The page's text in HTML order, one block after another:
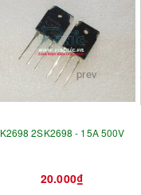
K2698 2SK2698 - 15A 500V
20.000₫
prev